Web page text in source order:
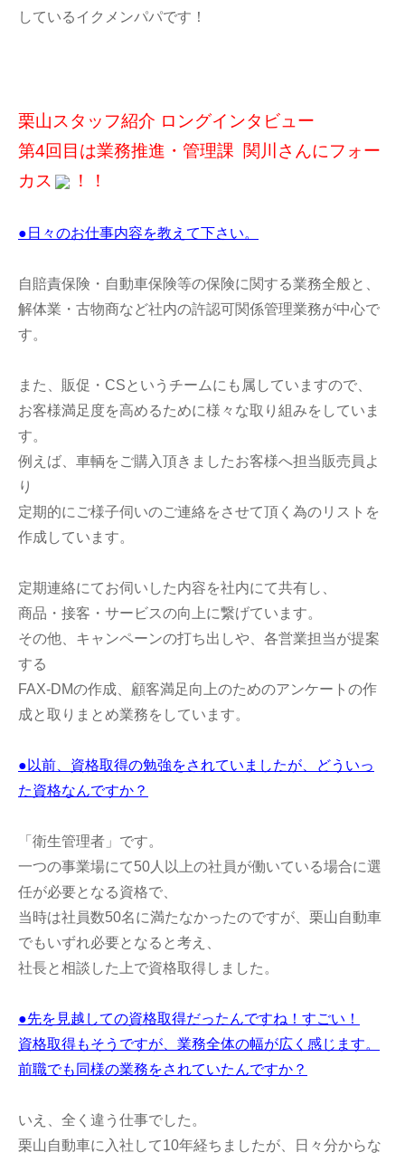
しているイクメンパパです！
栗山スタッフ紹介 ロングインタビュー
第4回目は業務推進・管理課 関川さんにフォー
カス
！！
●日々のお仕事内容を教えて下さい。
自賠責保険・自動車保険等の保険に関する業務全般と、
解体業・古物商など社内の許認可関係管理業務が中心で
す。
また、販促・CSというチームにも属していますので、
お客様満足度を高めるために様々な取り組みをしていま
す。
例えば、車輌をご購入頂きましたお客様へ担当販売員よ
り
定期的にご様子伺いのご連絡をさせて頂く為のリストを
作成しています。
定期連絡にてお伺いした内容を社内にて共有し、
商品・接客・サービスの向上に繋げています。
その他、キャンペーンの打ち出しや、各営業担当が提案
する
FAX-DMの作成、顧客満足向上のためのアンケートの作
成と取りまとめ業務をしています。
●以前、資格取得の勉強をされていましたが、どういっ
た資格なんですか？
「衛生管理者」です。
一つの事業場にて50人以上の社員が働いている場合に選
任が必要となる資格で、
当時は社員数50名に満たなかったのですが、栗山自動車
でもいずれ必要となると考え、
社長と相談した上で資格取得しました。
●先を見越しての資格取得だったんですね！すごい！
資格取得もそうですが、業務全体の幅が広く感じます。
前職でも同様の業務をされていたんですか？
いえ、全く違う仕事でした。
栗山自動車に入社して10年経ちましたが、日々分からな